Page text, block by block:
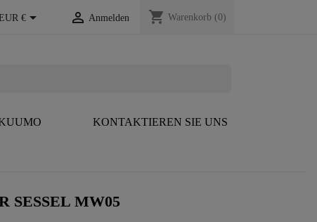
€  Anmelden shopping_cart Warenkorb (0)
KONTAKTIEREN SIE UNS
SESSEL MW05